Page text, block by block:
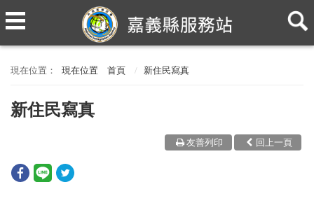
現在位置 首頁 新住民寫真
新住民寫真
回上一頁
友善列印